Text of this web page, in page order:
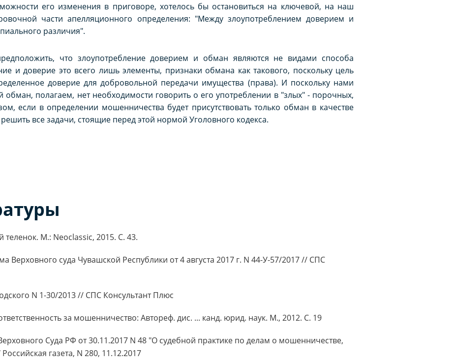
его изменения в приговоре, хотелось бы остановиться на ключевой, на наш
части апелляционного определения: "Между злоупотреблением доверием и
различия".
что злоупотребление доверием и обман являются не видами способа
и доверие это всего лишь элементы, признаки обмана как такового, поскольку цель
доверие для добровольной передачи имущества (права). И поскольку нами
обман, полагаем, нет необходимости говорить о его употреблении в "злых" - порочных,
если в определении мошенничества будет присутствовать только обман в качестве
все задачи, стоящие перед этой нормой Уголовного кодекса.
М.: Neoclassic, 2015. С. 43.
Верховного суда Чувашской Республики от 4 августа 2017 г. N 44-У-57/2017 // СПС
N 1-30/2013 // СПС Консультант Плюс
за мошенничество: Автореф. дис. ... канд. юрид. наук. М., 2012. С. 19
Суда РФ от 30.11.2017 N 48 "О судебной практике по делам о мошенничестве,
газета, N 280, 11.12.2017